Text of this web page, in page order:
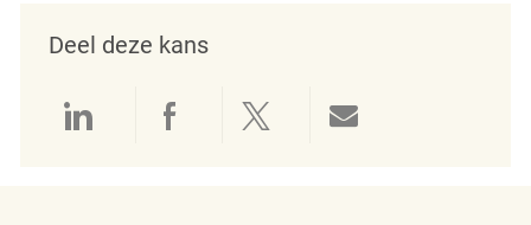
Deel deze kans
Delen via LinkedIn
Delen via Facebook
Delen via twitter